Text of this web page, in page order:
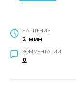
НА ЧТЕНИЕ
2 мин
КОММЕНТАРИИ
0